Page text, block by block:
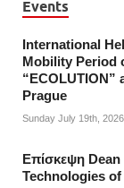
Events
International
Mobility Period
“ECOLUTION”
Prague
Sunday July 19th, 2026
Επίσκεψη
Technologies of